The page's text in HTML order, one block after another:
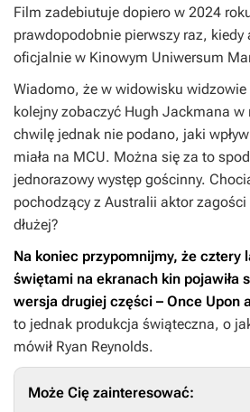
Film zadebiutuje dopiero w 2024
prawdopodobnie pierwszy raz,
oficjalnie w Kinowym Uniwersum
Wiadomo, że w widowisku
kolejny zobaczyć Hugh Jackmana w
chwilę jednak nie podano, jaki
miała na MCU. Można się za to
jednorazowy występ gościnny.
pochodzący z Australii aktor
dłużej?
Na koniec przypomnijmy, że cztery
świętami na ekranach kin pojawiła
wersja drugiej części – Once Upon
to jednak produkcja świąteczna, o
mówił Ryan Reynolds.
Może Cię zainteresować: